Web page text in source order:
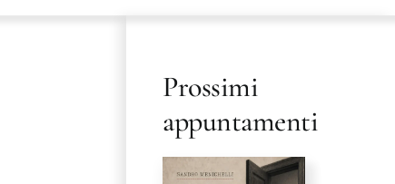
Prossimi
appuntamenti